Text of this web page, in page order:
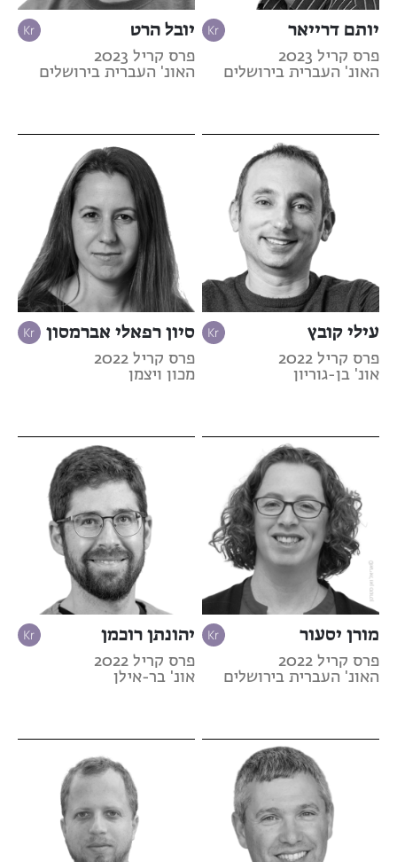
יותם דרייאר
פרס קריל 2023
האונ' העברית בירושלים
יובל הרט
פרס קריל 2023
האונ' העברית בירושלים
עילי קובץ
פרס קריל 2022
אונ' בן-גוריון
סיון רפאלי אברמסון
פרס קריל 2022
מכון ויצמן
מורן יסעור
פרס קריל 2022
האונ' העברית בירושלים
יהונתן רוכמן
פרס קריל 2022
אונ' בר-אילן